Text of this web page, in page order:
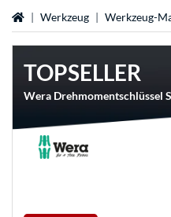
StartseiteWerkzeug Werkzeug-
TOPSELLER
Wera Drehmomentschlüssel